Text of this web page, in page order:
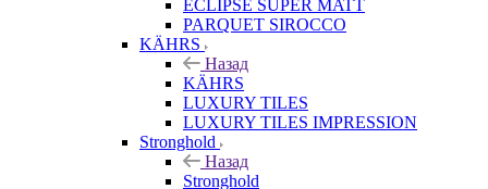
ECLIPSE SUPER MATT
PARQUET SIROCCO
KÄHRS
Назад
KÄHRS
LUXURY TILES
LUXURY TILES IMPRESSION
Stronghold
Назад
Stronghold